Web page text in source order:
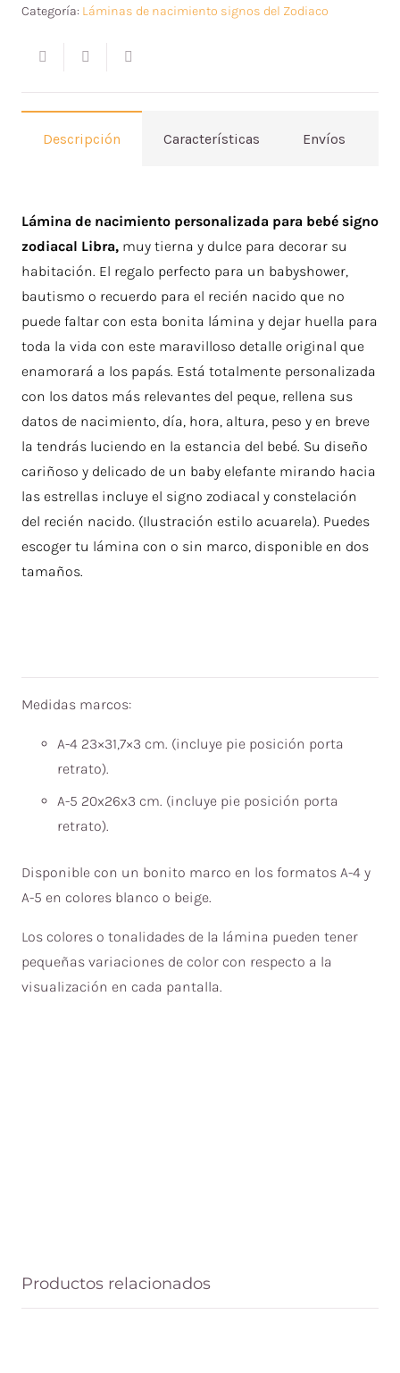
Categoría: Láminas de nacimiento signos del Zodiaco
Descripción Características Envíos
Lámina de nacimiento personalizada para bebé signo
zodiacal Libra, muy tierna y dulce para decorar su
habitación. El regalo perfecto para un babyshower,
bautismo o recuerdo para el recién nacido que no
puede faltar con esta bonita lámina y dejar huella para
toda la vida con este maravilloso detalle original que
enamorará a los papás. Está totalmente personalizada
con los datos más relevantes del peque, rellena sus
datos de nacimiento, día, hora, altura, peso y en breve
la tendrás luciendo en la estancia del bebé. Su diseño
cariñoso y delicado de un baby elefante mirando hacia
las estrellas incluye el signo zodiacal y constelación
del recién nacido. (Ilustración estilo acuarela). Puedes
escoger tu lámina con o sin marco, disponible en dos
tamaños.
Medidas marcos:
A-4 23×31,7×3 cm. (incluye pie posición porta
retrato).
A-5 20x26x3 cm. (incluye pie posición porta
retrato).
Disponible con un bonito marco en los formatos A-4 y
A-5 en colores blanco o beige.
Los colores o tonalidades de la lámina pueden tener
pequeñas variaciones de color con respecto a la
visualización en cada pantalla.
Productos relacionados